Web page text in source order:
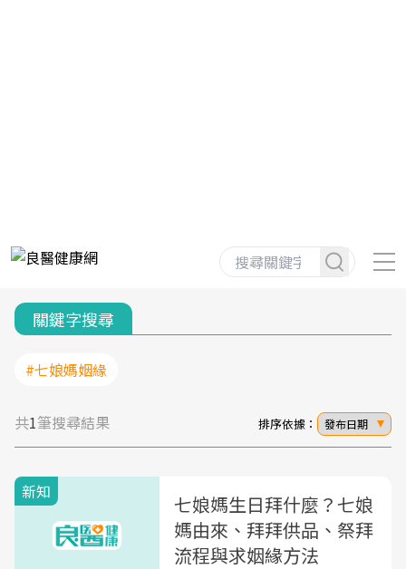
關鍵字搜尋
#七娘媽姻緣
共1筆搜尋結果 排序依據： 發布日期
新知
七娘媽生日拜什麼？七娘
媽由來、拜拜供品、祭拜
流程與求姻緣方法